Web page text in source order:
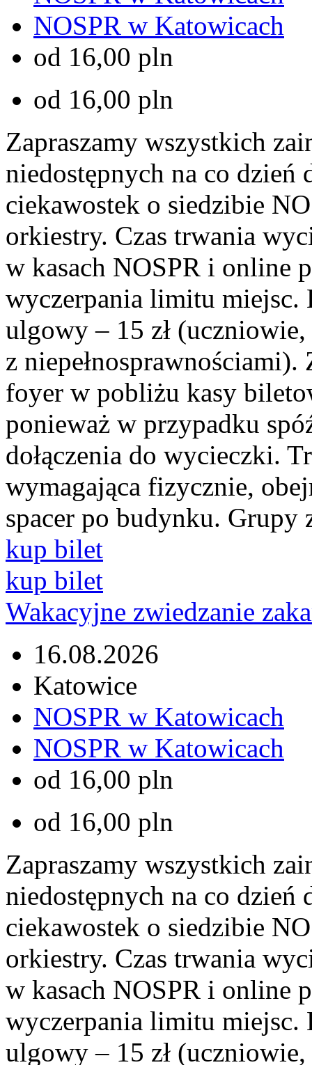
NOSPR w Katowicach
od 16,00 pln
od 16,00 pln
Zapraszamy wszystkich
niedostępnych na co
ciekawostek o siedzibie
orkiestry. Czas trwania
w kasach NOSPR i online
wyczerpania limitu miejsc.
ulgowy – 15 zł
z
foyer w pobliżu kasy
ponieważ w przypadku
dołączenia do wycieczki.
wymagająca fizycznie,
spacer po budynku. Grupy
kup bilet
kup bilet
Wakacyjne zwiedzanie
16.08.2026
Katowice
NOSPR w Katowicach
NOSPR w Katowicach
od 16,00 pln
od 16,00 pln
Zapraszamy wszystkich
niedostępnych na co
ciekawostek o siedzibie
orkiestry. Czas trwania
w kasach NOSPR i online
wyczerpania limitu miejsc.
ulgowy – 15 zł